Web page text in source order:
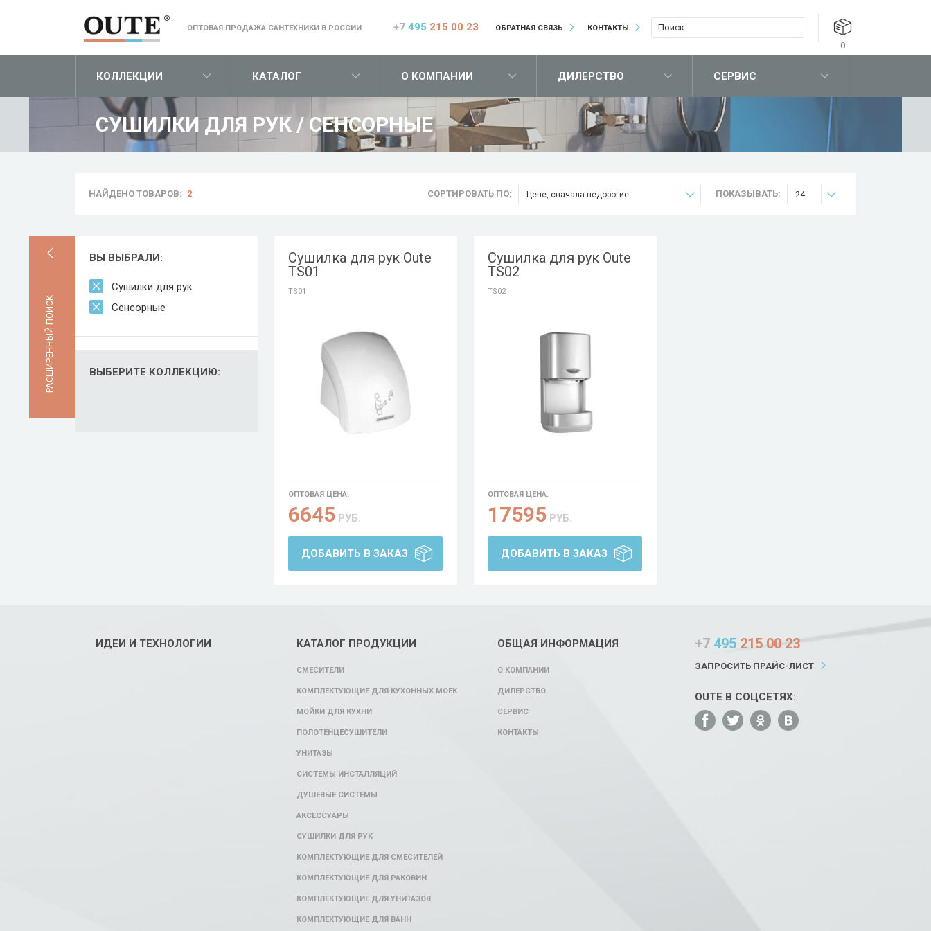
ОПТОВАЯ ПРОДАЖА САНТЕХНИКИ В РОССИИ +7 495 215 00 23 ОБРАТНАЯ СВЯЗЬ КОНТАКТЫ
0
КОЛЛЕКЦИИ КАТАЛОГ О КОМПАНИИ ДИЛЕРСТВО СЕРВИС
СУШИЛКИ ДЛЯ РУК / СЕНСОРНЫЕ
НАЙДЕНО ТОВАРОВ: 2 СОРТИРОВАТЬ ПО: Цене, сначала недорогие ПОКАЗЫВАТЬ: 24
РАСШИРЕННЫЙ ПОИСК
ВЫ ВЫБРАЛИ:
Сушилки для рук
Сенсорные
ВЫБЕРИТЕ КОЛЛЕКЦИЮ:
Сушилка для рук Oute
TS01
TS01
ОПТОВАЯ ЦЕНА:
6645 РУБ.
ДОБАВИТЬ В ЗАКАЗ
Сушилка для рук Oute
TS02
TS02
ОПТОВАЯ ЦЕНА:
17595 РУБ.
ДОБАВИТЬ В ЗАКАЗ
ИДЕИ И ТЕХНОЛОГИИ КАТАЛОГ ПРОДУКЦИИ
СМЕСИТЕЛИ
КОМПЛЕКТУЮЩИЕ ДЛЯ КУХОННЫХ МОЕК
МОЙКИ ДЛЯ КУХНИ
ПОЛОТЕНЦЕСУШИТЕЛИ
УНИТАЗЫ
СИСТЕМЫ ИНСТАЛЛЯЦИЙ
ДУШЕВЫЕ СИСТЕМЫ
АКСЕССУАРЫ
СУШИЛКИ ДЛЯ РУК
КОМПЛЕКТУЮЩИЕ ДЛЯ СМЕСИТЕЛЕЙ
КОМПЛЕКТУЮЩИЕ ДЛЯ РАКОВИН
КОМПЛЕКТУЮЩИЕ ДЛЯ УНИТАЗОВ
КОМПЛЕКТУЮЩИЕ ДЛЯ ВАНН
ОБЩАЯ ИНФОРМАЦИЯ
О КОМПАНИИ
ДИЛЕРСТВО
СЕРВИС
КОНТАКТЫ
+7 495 215 00 23
ЗАПРОСИТЬ ПРАЙС-ЛИСТ
OUTE В СОЦСЕТЯХ: